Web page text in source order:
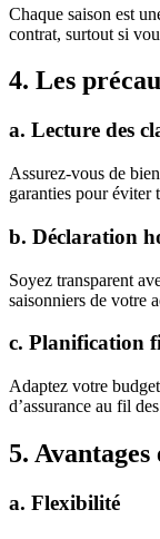
Chaque saison est
contrat, surtout si
4. Les
a. Lecture des
Assurez-vous de
garanties pour éviter
b. Déclaration
Soyez transparent
saisonniers de votre
c. Planification
Adaptez votre
d’assurance au fil
5.
a. Flexibilité